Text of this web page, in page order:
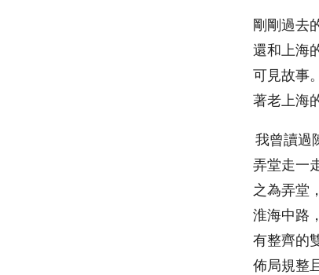
剛剛過去
還和上海
可見故事
著老上海
我曾讀過
弄堂走一
之為弄堂
淮海中路
有整齊的
佈局規整